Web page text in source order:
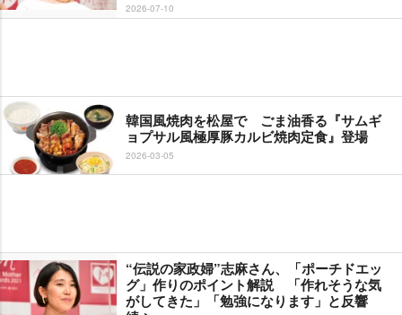
2026-07-10
韓国風焼肉を松屋で ごま油香る『サムギ
ョプサル風極厚豚カルビ焼肉定食』登場
2026-03-05
“伝説の家政婦”志麻さん、「ポーチドエッ
グ」作りのポイント解説 「作れそうな気
がしてきた」「勉強になります」と反響